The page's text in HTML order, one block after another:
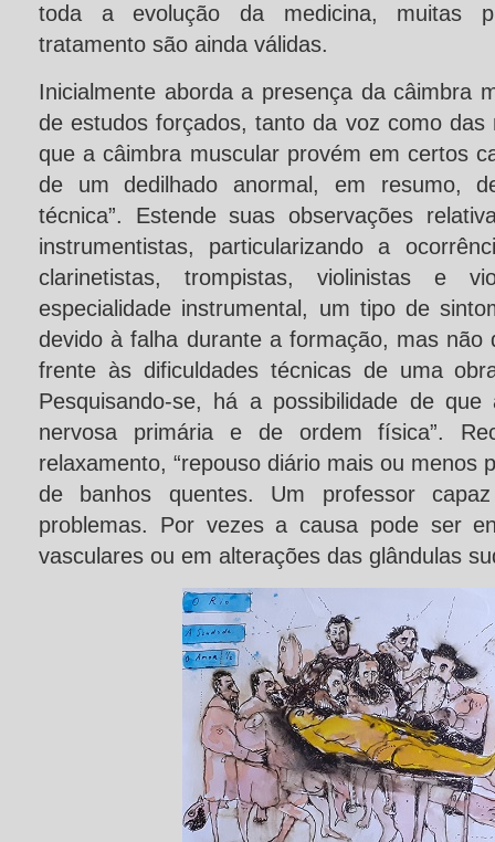
toda a evolução da medicina, muitas
tratamento são ainda válidas.
Inicialmente aborda a presença da câimbra
de estudos forçados, tanto da voz como das
que a câimbra muscular provém em certos
de um dedilhado anormal, em resumo,
técnica”. Estende suas observações
instrumentistas, particularizando a
clarinetistas, trompistas, violinistas e
especialidade instrumental, um tipo de
devido à falha durante a formação, mas não
frente às dificuldades técnicas de uma
Pesquisando-se, há a possibilidade de
nervosa primária e de ordem física”.
relaxamento, “repouso diário mais ou menos
de banhos quentes. Um professor
problemas. Por vezes a causa pode ser
vasculares ou em alterações das glândulas